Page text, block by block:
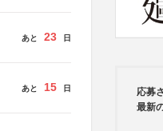
あと 23 日
あと 15 日
応募
最新